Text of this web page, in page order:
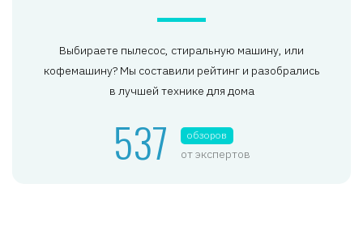
Выбираете пылесос, стиральную машину, или
кофемашину? Мы составили рейтинг и разобрались
в лучшей технике для дома
537 обзоров
от экспертов